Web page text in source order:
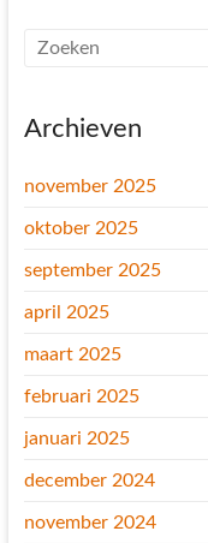
Archieven
november 2025
oktober 2025
september 2025
april 2025
maart 2025
februari 2025
januari 2025
december 2024
november 2024